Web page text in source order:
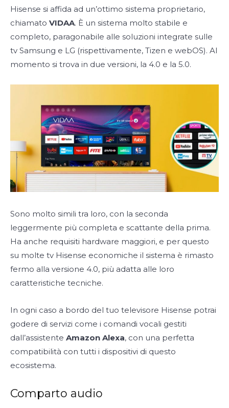
Hisense si affida ad un’ottimo sistema proprietario,
chiamato VIDAA. È un sistema molto stabile e
completo, paragonabile alle soluzioni integrate sulle
tv Samsung e LG (rispettivamente, Tizen e webOS). Al
momento si trova in due versioni, la 4.0 e la 5.0.
Sono molto simili tra loro, con la seconda
leggermente più completa e scattante della prima.
Ha anche requisiti hardware maggiori, e per questo
su molte tv Hisense economiche il sistema è rimasto
fermo alla versione 4.0, più adatta alle loro
caratteristiche tecniche.
In ogni caso a bordo del tuo televisore Hisense potrai
godere di servizi come i comandi vocali gestiti
dall’assistente Amazon Alexa, con una perfetta
compatibilità con tutti i dispositivi di questo
ecosistema.
Comparto audio